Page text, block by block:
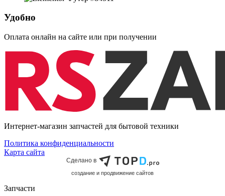
Удобно
Оплата онлайн на сайте или при получении
Интернет-магазин запчастей для бытовой техники
Политика конфиденциальности
Карта сайта
Сделано в
cоздание и продвижение сайтов
Запчасти